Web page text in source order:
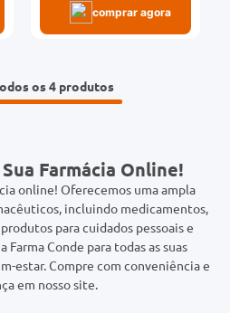
comprar agora
os 4
Farmácia Online!
online! Oferecemos uma ampla
incluindo medicamentos,
para cuidados pessoais e
Farma Conde para todas as suas
estar. Compre com conveniência e
em nosso site.